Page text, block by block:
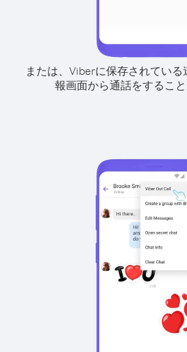
または、Viberに保存されてい
報画面から通話をすること